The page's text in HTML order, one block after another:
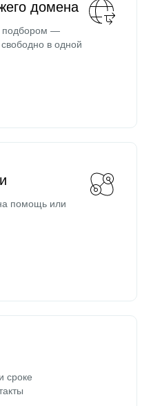
домена
подбором —
в одной
помощь или
сроке